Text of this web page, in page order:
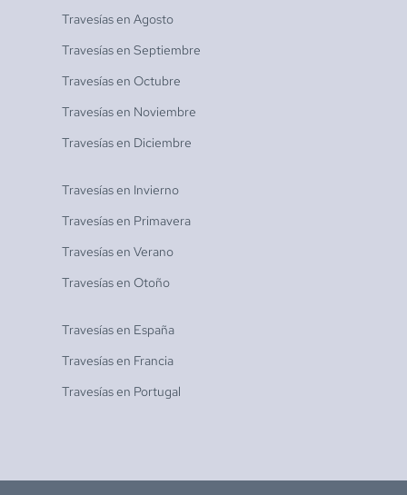
Travesías en Agosto
Travesías en Septiembre
Travesías en Octubre
Travesías en Noviembre
Travesías en Diciembre
Travesías en Invierno
Travesías en Primavera
Travesías en Verano
Travesías en Otoño
Travesías en España
Travesías en Francia
Travesías en Portugal